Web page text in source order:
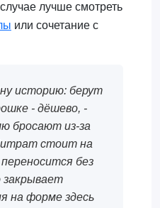
лучше смотреть
или сочетание с
историю: берут
- дёшево, -
бросают из-за
стоит на
без
закрывает
на форме здесь